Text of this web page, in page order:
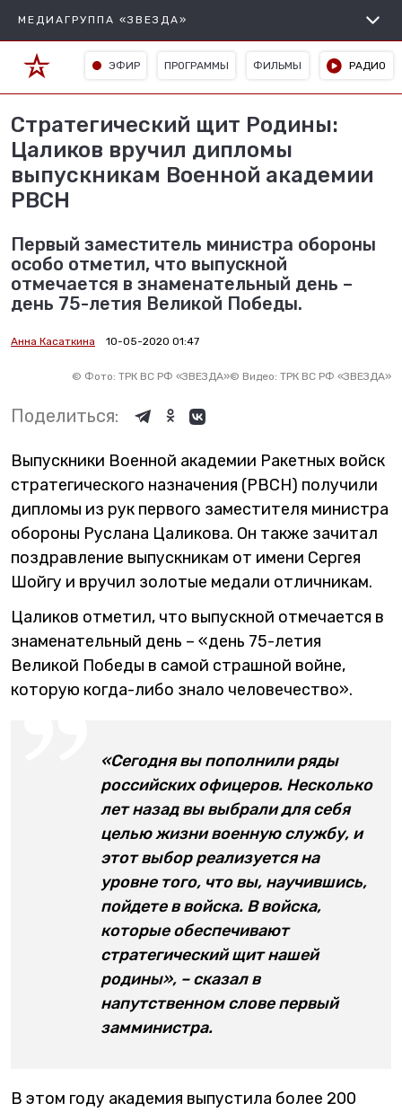
МЕДИАГРУППА «ЗВЕЗДА»
ЭФИР ПРОГРАММЫ ФИЛЬМЫ РАДИО
Стратегический щит Родины:
Цаликов вручил дипломы
выпускникам Военной академии
РВСН
Первый заместитель министра обороны
особо отметил, что выпускной
отмечается в знаменательный день –
день 75-летия Великой Победы.
Анна Касаткина 10-05-2020 01:47
© Фото: ТРК ВС РФ «ЗВЕЗДА»© Видео: ТРК ВС РФ «ЗВЕЗДА»
Поделиться:
Выпускники Военной академии Ракетных войск
стратегического назначения (РВСН) получили
дипломы из рук первого заместителя министра
обороны Руслана Цаликова. Он также зачитал
поздравление выпускникам от имени Сергея
Шойгу и вручил золотые медали отличникам.
Цаликов отметил, что выпускной отмечается в
знаменательный день – «день 75-летия
Великой Победы в самой страшной войне,
которую когда-либо знало человечество».
«Сегодня вы пополнили ряды
российских офицеров. Несколько
лет назад вы выбрали для себя
целью жизни военную службу, и
этот выбор реализуется на
уровне того, что вы, научившись,
пойдете в войска. В войска,
которые обеспечивают
стратегический щит нашей
родины», – сказал в
напутственном слове первый
замминистра.
В этом году академия выпустила более 200